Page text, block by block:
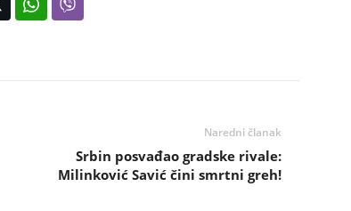
Naredni članak
Srbin posvađao gradske rivale:
Milinković Savić čini smrtni greh!